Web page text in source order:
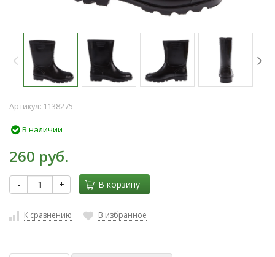
Артикул: 1138275
В наличии
260 руб.
- + В корзину
К сравнению В избранное